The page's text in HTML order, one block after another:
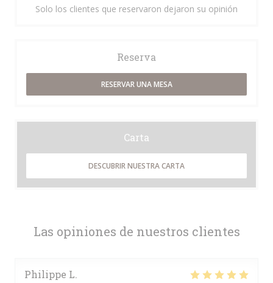
Las opiniones de nuestros clientes
Philippe L
Solo los clientes que reservaron dejaron su opinión
Reserva
RESERVAR UNA MESA
Carta
DESCUBRIR NUESTRA CARTA